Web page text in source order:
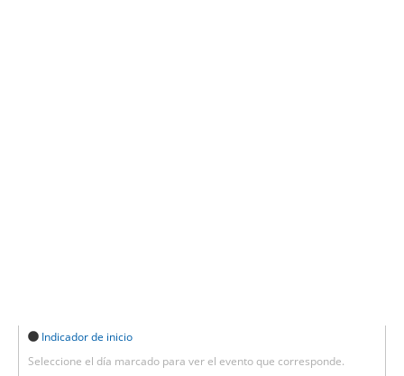
Indicador de inicio
Seleccione el día marcado para ver el evento que corresponde.